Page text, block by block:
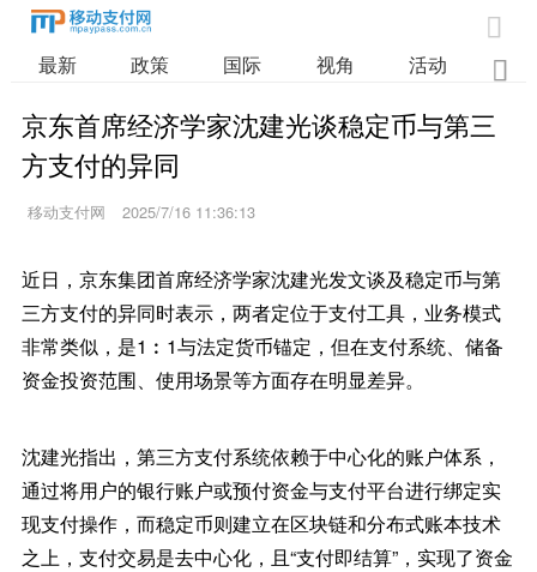

最新 政策 国际 视角 活动 业

京东首席经济学家沈建光谈稳定币与第三
方支付的异同
移动支付网 2025/7/16 11:36:13
近日，京东集团首席经济学家沈建光发文谈及稳定币与第
三方支付的异同时表示，两者定位于支付工具，业务模式
非常类似，是1︰1与法定货币锚定，但在支付系统、储备
资金投资范围、使用场景等方面存在明显差异。
沈建光指出，第三方支付系统依赖于中心化的账户体系，
通过将用户的银行账户或预付资金与支付平台进行绑定实
现支付操作，而稳定币则建立在区块链和分布式账本技术
之上，支付交易是去中心化，且“支付即结算”，实现了资金